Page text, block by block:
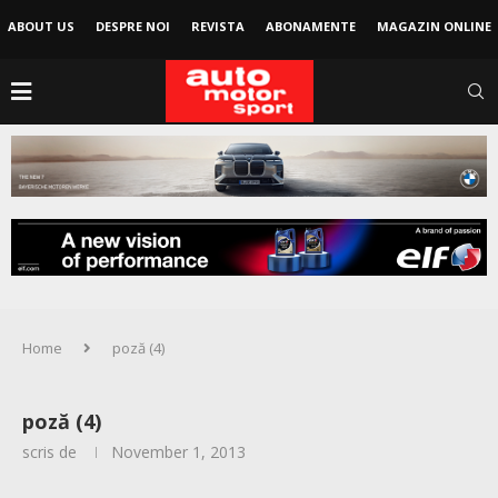
ABOUT US DESPRE NOI REVISTA ABONAMENTE MAGAZIN ONLINE
Home poză (4)
poză (4)
scris de November 1, 2013